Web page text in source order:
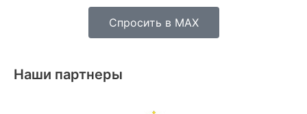
Спросить в MAX
Наши партнеры